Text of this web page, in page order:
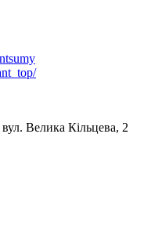
Велика Кільцева, 2